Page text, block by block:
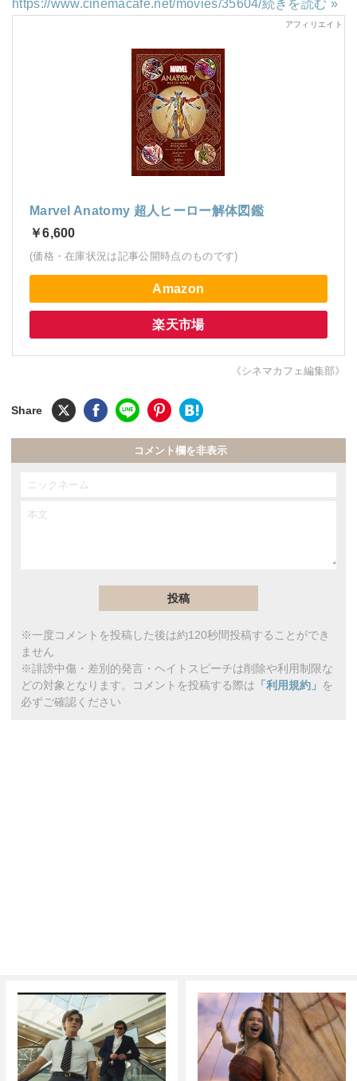
https://www.cinemacafe.net/movies/35604/続きを読む »
Marvel Anatomy 超人ヒーロー解体図鑑
￥6,600
(価格・在庫状況は記事公開時点のものです)
Amazon
楽天市場
《シネマカフェ編集部》
コメント欄を非表示
※一度コメントを投稿した後は約120秒間投稿することができ
ません
※誹謗中傷・差別的発言・ヘイトスピーチは削除や利用制限な
どの対象となります。コメントを投稿する際は 「利用規約」 を
必ずご確認ください